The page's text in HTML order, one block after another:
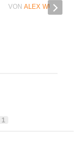
VONALEX WUNSCHEL
1